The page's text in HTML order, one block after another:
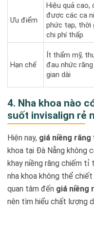
Ưu điểm
Hiệu quả cao,
được các ca
phức tạp, thời
chi phí thấp
Hạn chế
Ít thẩm mỹ,
đau nhức
gian dài
4. Nha khoa nào
suốt invisalign rẻ
Hiện nay, giá niềng
khoa tại Đà Nẵng không
khay niềng răng chiếm tỉ
nha khoa không thể
quan tâm đến giá niềng
nên tìm hiểu chất lượng